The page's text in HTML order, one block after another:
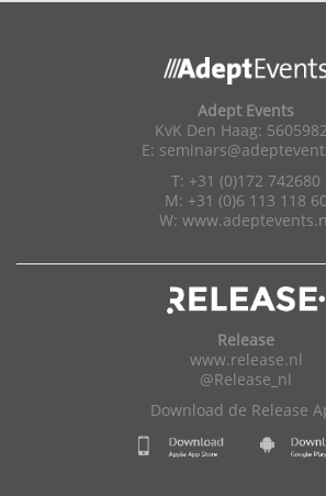
Adept Events
KvK Den Haag:
E:
T: +31 (0)172 742680
M: +31 (0)6 113 118 60
W:
Release
www.release.nl
@Release_nl
Download de Release